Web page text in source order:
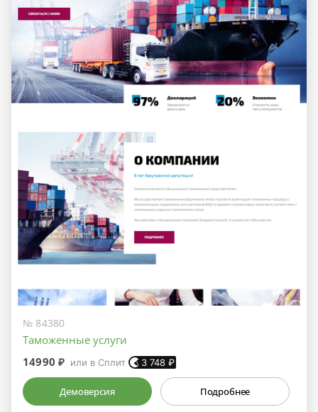
№ 84380
Таможенные услуги
14990 ₽ или в Сплит 3 748 ₽
Демоверсия Подробнее